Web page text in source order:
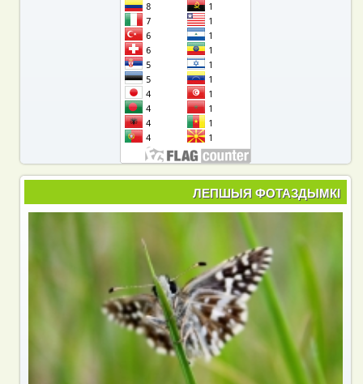
ЛЕПШЫЯ ФОТАЗДЫМКІ